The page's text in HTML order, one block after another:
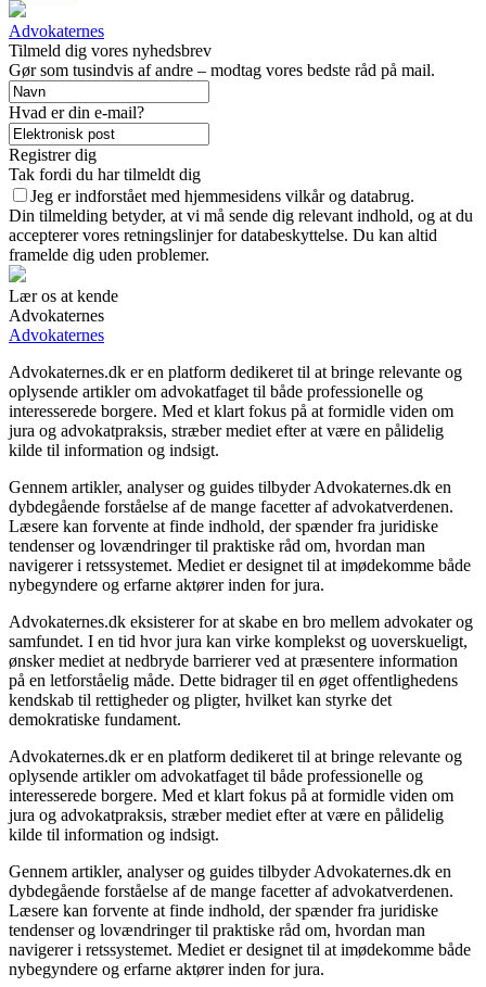
Advokaternes
Tilmeld dig vores nyhedsbrev
Gør som tusindvis af andre – modtag vores bedste råd på mail.
Hvad er din e-mail?
Registrer dig
Tak fordi du har tilmeldt dig
Jeg er indforstået med hjemmesidens vilkår og databrug.
Din tilmelding betyder, at vi må sende dig relevant indhold, og at du
accepterer vores retningslinjer for databeskyttelse. Du kan altid
framelde dig uden problemer.
Lær os at kende
Advokaternes
Advokaternes
Advokaternes.dk er en platform dedikeret til at bringe relevante og
oplysende artikler om advokatfaget til både professionelle og
interesserede borgere. Med et klart fokus på at formidle viden om
jura og advokatpraksis, stræber mediet efter at være en pålidelig
kilde til information og indsigt.
Gennem artikler, analyser og guides tilbyder Advokaternes.dk en
dybdegående forståelse af de mange facetter af advokatverdenen.
Læsere kan forvente at finde indhold, der spænder fra juridiske
tendenser og lovændringer til praktiske råd om, hvordan man
navigerer i retssystemet. Mediet er designet til at imødekomme både
nybegyndere og erfarne aktører inden for jura.
Advokaternes.dk eksisterer for at skabe en bro mellem advokater og
samfundet. I en tid hvor jura kan virke komplekst og uoverskueligt,
ønsker mediet at nedbryde barrierer ved at præsentere information
på en letforståelig måde. Dette bidrager til en øget offentlighedens
kendskab til rettigheder og pligter, hvilket kan styrke det
demokratiske fundament.
Advokaternes.dk er en platform dedikeret til at bringe relevante og
oplysende artikler om advokatfaget til både professionelle og
interesserede borgere. Med et klart fokus på at formidle viden om
jura og advokatpraksis, stræber mediet efter at være en pålidelig
kilde til information og indsigt.
Gennem artikler, analyser og guides tilbyder Advokaternes.dk en
dybdegående forståelse af de mange facetter af advokatverdenen.
Læsere kan forvente at finde indhold, der spænder fra juridiske
tendenser og lovændringer til praktiske råd om, hvordan man
navigerer i retssystemet. Mediet er designet til at imødekomme både
nybegyndere og erfarne aktører inden for jura.